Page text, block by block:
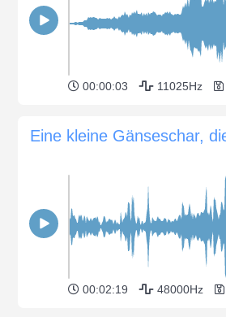
00:00:03 11025Hz
00:02:19 48000Hz